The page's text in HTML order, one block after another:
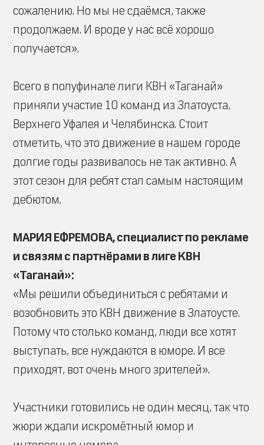
сожалению. Но мы не сдаёмся, также
продолжаем. И вроде у нас всё хорошо
получается».
Всего в полуфинале лиги КВН «Таганай»
приняли участие 10 команд из Златоуста,
Верхнего Уфалея и Челябинска. Стоит
отметить, что это движение в нашем городе
долгие годы развивалось не так активно. А
этот сезон для ребят стал самым настоящим
дебютом.
МАРИЯ ЕФРЕМОВА, специалист по рекламе
и связям с партнёрами в лиге КВН
«Таганай»:
«Мы решили объединиться с ребятами и
возобновить это КВН движение в Златоусте.
Потому что столько команд, люди все хотят
выступать, все нуждаются в юморе. И все
приходят, вот очень много зрителей».
Участники готовились не один месяц, так что
жюри ждали искромётный юмор и